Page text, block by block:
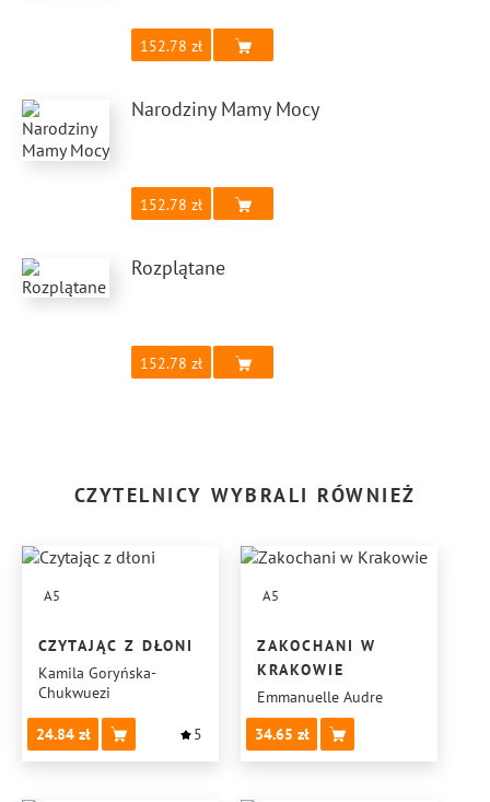
152.78
Narodziny Mamy Mocy
152.78
Rozplątane
152.78
CZYTELNICY WYBRALI RÓWNIEŻ
A5
CZYTAJĄC Z DŁONI
Kamila Goryńska-
Chukwuezi
24.84 5
A5
ZAKOCHANI W
KRAKOWIE
Emmanuelle Audre
34.65